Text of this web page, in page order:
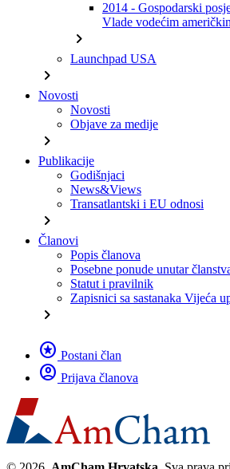
2014 - Gospodarski
Vlade vodećim
chevron_right
Launchpad USA
chevron_right
Novosti
Novosti
Objave za medije
chevron_right
Publikacije
Godišnjaci
News&Views
Transatlantski i EU odnosi
chevron_right
Članovi
Popis članova
Posebne ponude unutar
Statut i pravilnik
Zapisnici sa sastanaka Vijeća
chevron_right
stars Postani član
account_circle Prijava članova